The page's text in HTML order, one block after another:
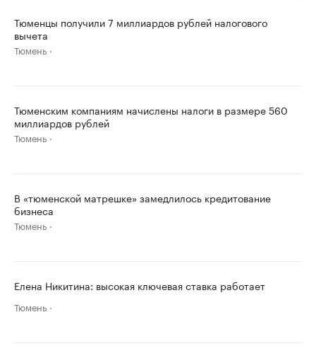
Тюменцы получили 7 миллиардов рублей налогового
вычета
Тюмень
Тюменским компаниям начислены налоги в размере 560
миллиардов рублей
Тюмень
В «тюменской матрешке» замедлилось кредитование
бизнеса
Тюмень
Елена Никитина: высокая ключевая ставка работает
Тюмень